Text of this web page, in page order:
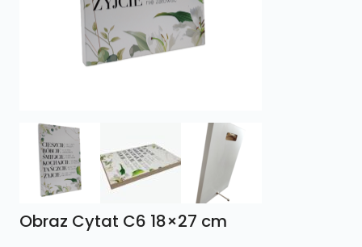
Obraz Cytat C6 18×27 cm